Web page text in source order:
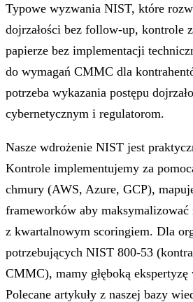
Typowe wyzwania NIST, które
dojrzałości bez follow-up, kontrole
papierze bez implementacji
do wymagań CMMC dla
potrzeba wykazania postępu
cybernetycznym i regulatorom.
Nasze wdrożenie NIST jest
Kontrole implementujemy za
chmury (AWS, Azure, GCP),
frameworków aby maksymalizować
z kwartalnowym scoringiem. Dla
potrzebujących NIST 800-53
CMMC), mamy głęboką
Polecane artykuły z naszej bazy